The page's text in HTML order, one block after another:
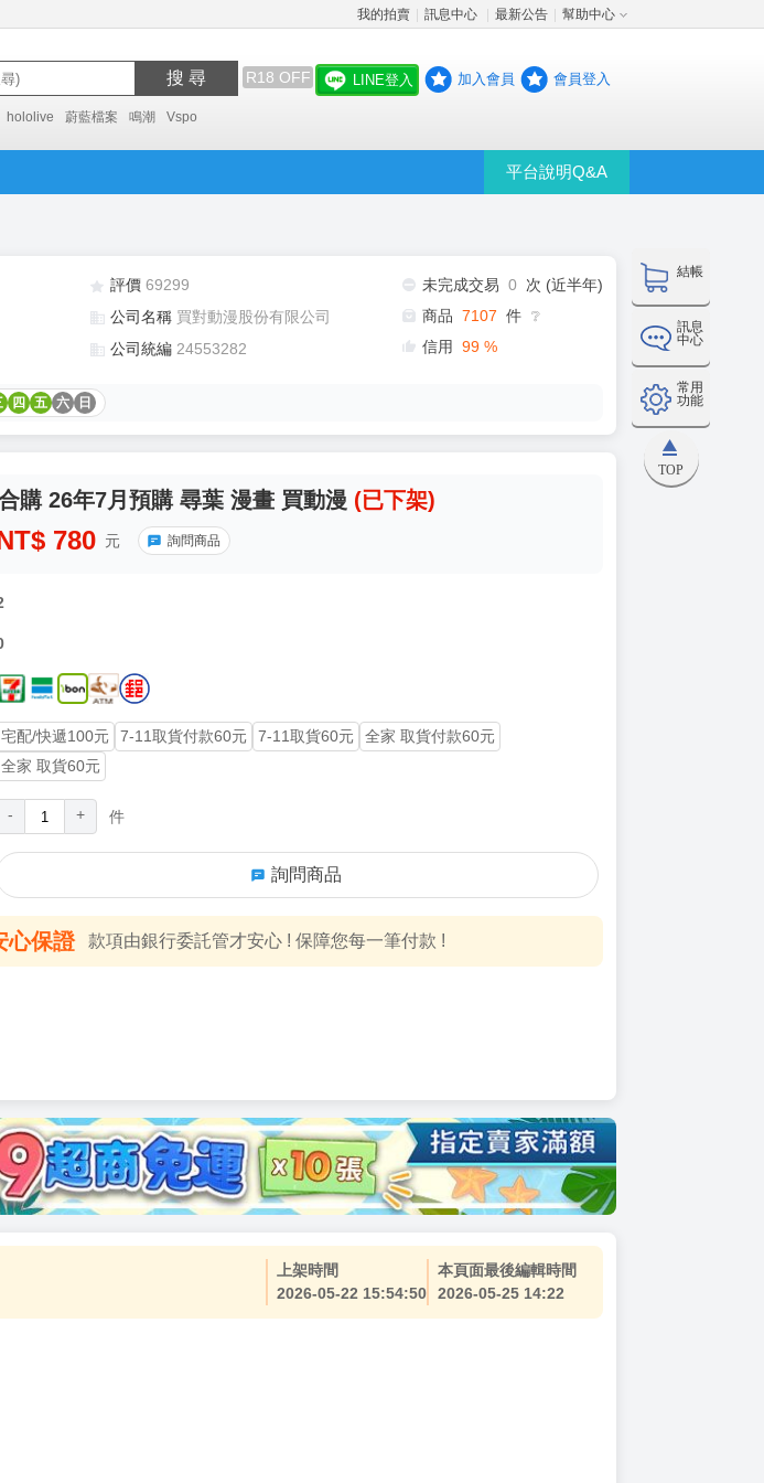
我的拍賣 訊息中心 最新公告 幫助中心
搜 尋 R18 OFF
hololive 蔚藍檔案 鳴潮 Vspo
LINE登入 加入會員 會員登入
平台說明Q&A
結帳
訊息
中心
常用
功能
TOP
評價 69299
公司名稱 買對動漫股份有限公司
公司統編 24553282
未完成交易 0
次 (近半年)
商品 7107 件 ❔
信用 99 %
四 五 六 日
購 26年7月預購 尋葉 漫畫 買動漫 (已下架)
780 元 詢問商品
宅配/快遞100元 7-11取貨付款60元 7-11取貨60元
全家 取貨付款60元
全家 取貨60元
- + 件
詢問商品
心保證 款項由銀行委託管才安心 ! 保障您每一筆付款 !